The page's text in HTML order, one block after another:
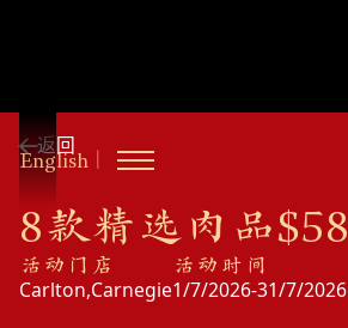
English
返回
8款精选肉品$58
活动门店
Carlton,Carnegie
活动时间
1/7/2026-31/7/2026